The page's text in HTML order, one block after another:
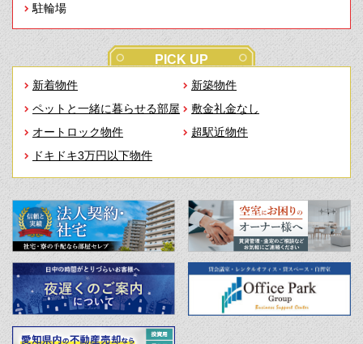
駐輪場
PICK UP
新着物件
新築物件
ペットと一緒に暮らせる部屋
敷金礼金なし
オートロック物件
超駅近物件
ドキドキ3万円以下物件